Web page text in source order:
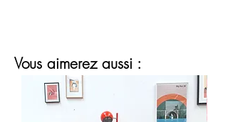
Vous aimerez aussi :